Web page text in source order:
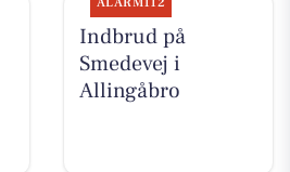
Indbrud på
Smedevej i
Allingåbro